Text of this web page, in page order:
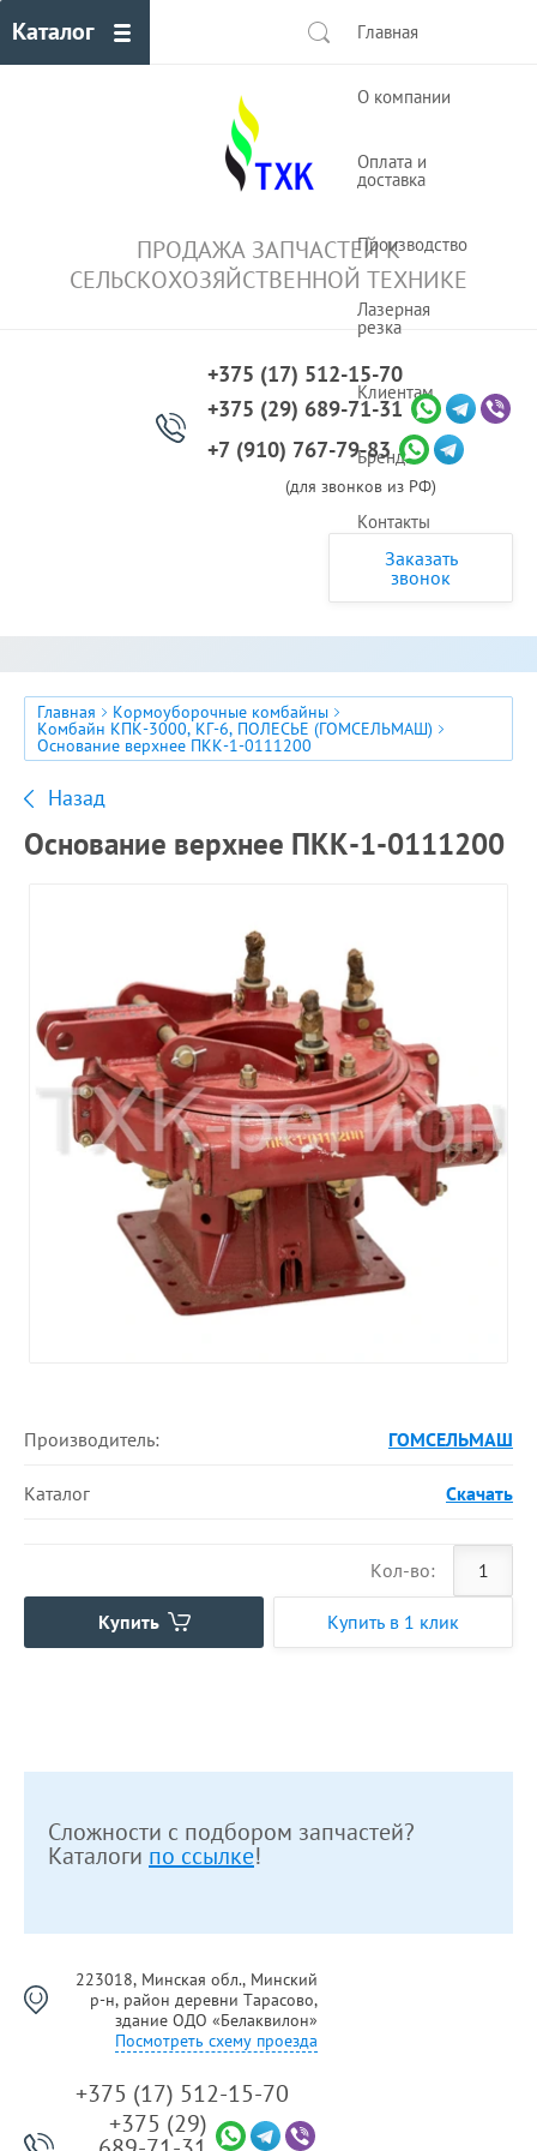
Каталог Главная
О компании
Оплата и
доставка
Производство
Лазерная
резка
Клиентам
Бренды
Контакты
ПРОДАЖА ЗАПЧАСТЕЙ К
СЕЛЬСКОХОЗЯЙСТВЕННОЙ ТЕХНИКЕ
+375 (17) 512-15-70
+375 (29) 689-71-31
+7 (910) 767-79-83
(для звонков из РФ)
Заказать
звонок
Главная Кормоуборочные комбайны
Комбайн КПК-3000, КГ-6, ПОЛЕСЬЕ (ГОМСЕЛЬМАШ)
Основание верхнее ПКК-1-0111200
Назад
Основание верхнее ПКК-1-0111200
Производитель: ГОМСЕЛЬМАШ
Каталог Скачать
Кол-во:
Купить Купить в 1 клик
Сложности с подбором запчастей?
Каталоги по ссылке!
223018, Минская обл., Минский
р-н, район деревни Тарасово,
здание ОДО «Белаквилон»
Посмотреть схему проезда
+375 (17) 512-15-70
+375 (29)